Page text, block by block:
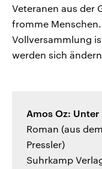
Veteranen aus der
fromme
Vollversammlung
werden sich
Amos Oz: Unter
Roman (aus
Pressler)
Suhrkamp